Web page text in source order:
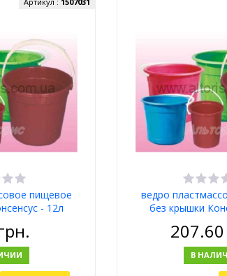
пищевое
- 12л
ведро
без крышки
207.60
В